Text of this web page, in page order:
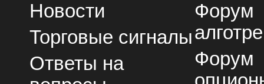
Новости
Торговые сигналы
Ответы на
Форум
Форум